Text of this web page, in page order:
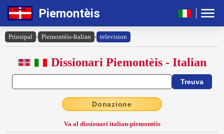
Piemontèis
Prinsipal › Piemontèis-Italian › television
Dissionari Piemontèis - Italian
Donazione
Va al dissionari italian-piemontèis